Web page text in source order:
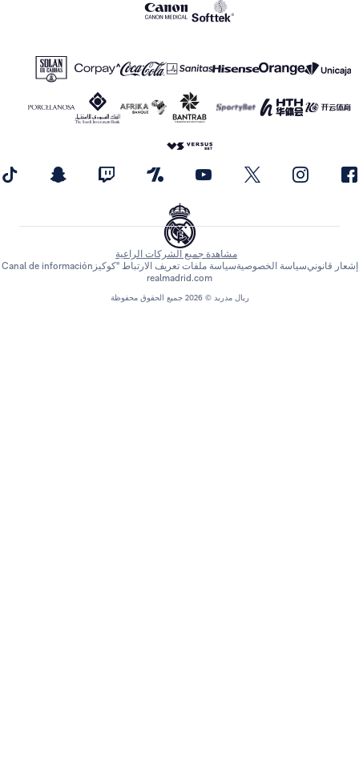
مشاهدة جميع الشركات الراعية
الخصوصيةسياسة ملفات تعريف الارتباط "كوكيز Canal de información
realmadrid.com